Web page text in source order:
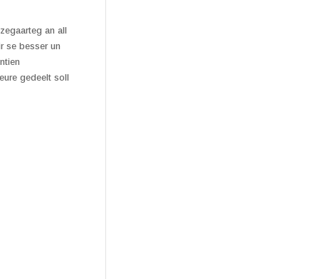
an all
se besser un
gedeelt soll